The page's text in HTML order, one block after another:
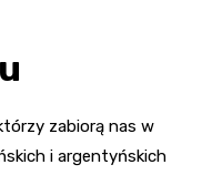
zabiorą nas w
i argentyńskich